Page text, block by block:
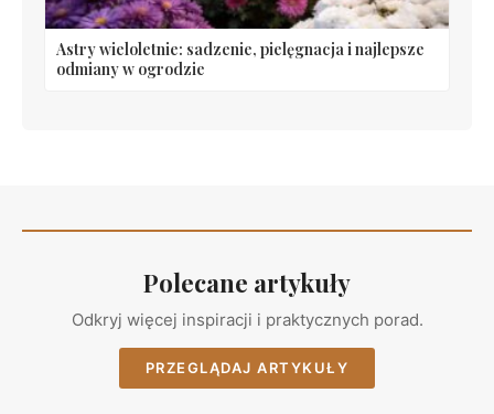
Astry wieloletnie: sadzenie, pielęgnacja i najlepsze
odmiany w ogrodzie
Polecane artykuły
Odkryj więcej inspiracji i praktycznych porad.
PRZEGLĄDAJ ARTYKUŁY